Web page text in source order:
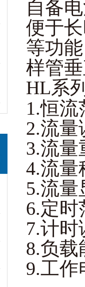
自备电
便于长
等功能
样管垂
HL系
1.恒流
2.流量
3.流量
4.流量
5.流量
6.定时
7.计时
8.负载
9.工作